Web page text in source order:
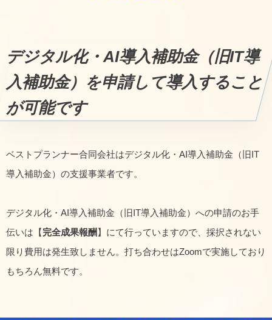
デジタル化・AI導入補助金（旧IT導
入補助金）を申請して導入すること
が可能です
ベストプランナー合同会社はデジタル化・AI導入補助金（旧IT
導入補助金）の支援事業者です。
デジタル化・AI導入補助金（旧IT導入補助金）への申請のお手
伝いは【完全成果報酬 】にて行っていますので、採択されない
限り費用は発生致しません。打ち合わせはZoomで実施しており
もちろん無料です。